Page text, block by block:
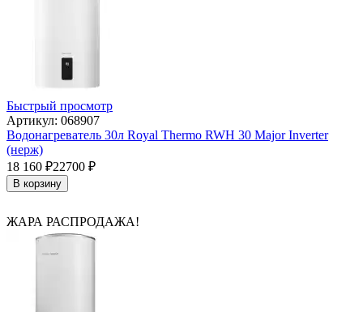
Быстрый просмотр
Артикул: 068907
Водонагреватель 30л Royal Thermo RWH 30 Major Inverter
(нерж)
18 160 ₽22700 ₽
В корзину
ЖАРА РАСПРОДАЖА!